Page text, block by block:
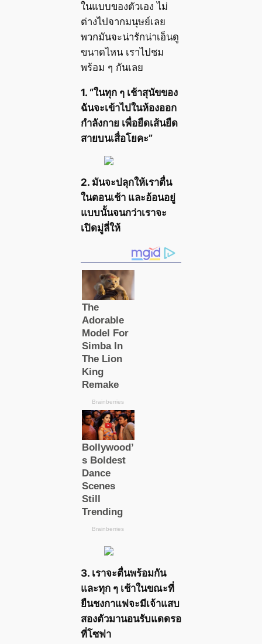
ในแบบของตัวเอง ไม่
ต่างไปจากมนุษย์เลย
พวกมันจะน่ารักน่าเอ็นดู
ขนาดไหน เราไปชม
พร้อม ๆ กันเลย
1. “ในทุก ๆ เช้าสุนัขของ
ฉันจะเข้าไปในห้องออก
กำลังกาย เพื่อยืดเส้นยืด
สายบนเสื่อโยคะ”
2. มันจะปลุกให้เราตื่น
ในตอนเช้า และอ้อนอยู่
แบบนั้นจนกว่าเราจะ
เปิดมู่ลี่ให้
3. เราจะตื่นพร้อมกัน
และทุก ๆ เช้าในขณะที่
ยืนชงกาแฟจะมีเจ้าแสบ
สองตัวมานอนรับแดดรอ
ที่โซฟา